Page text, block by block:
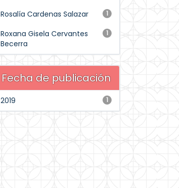
1
Rosalía Cardenas Salazar
1
Roxana Gisela Cervantes
Becerra
Fecha de publicación
1
2019